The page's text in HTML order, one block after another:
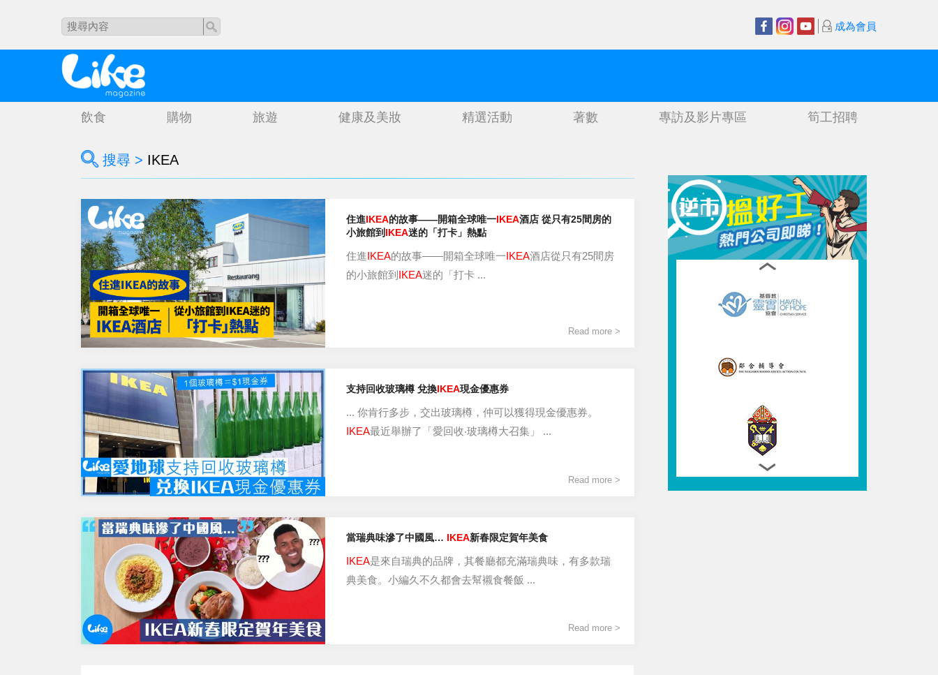
成為會員
飲食 購物 旅遊 健康及美妝 精選活動 著數 專訪及影片專區 筍工招聘
搜尋 > IKEA
住進IKEA的故事——開箱全球唯一IKEA酒店 從只有25間房的
小旅館到 IKEA迷的「打卡」熱點
住進IKEA的故事——開箱全球唯一IKEA酒店從只有25間房
的小旅館到 IKEA迷的「打卡 ...
Read more >
支持回收玻璃樽 兌換IKEA現金優惠券
... 你肯行多步，交出玻璃樽，仲可以獲得現金優惠券。
IKEA最近舉辦了「愛回收‧玻璃樽大召集」 ...
Read more >
當瑞典味滲了中國風… IKEA新春限定賀年美食
IKEA是來自瑞典的品牌，其餐廳都充滿瑞典味，有多款瑞
典美食。小編久不久都會去幫襯食餐飯 ...
Read more >